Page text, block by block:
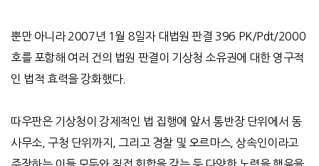
뿐만 아니라2007년 1 월 8일자 대법원 판결 396 PK/Pdt/2000
호를 포함해 여러 건의 법원 판결이 기상청 소유권에 대한 영구적
인 법적 효력을 강화했다.
따우판은 기상청이 강제적인 법 집행에 앞서 통반장 단위에서 동
사무소
구청 단위까지 그리고 경찰 및 오르마스 ,상속인이라고
주장하는 이들 모두와 직접 회합을 갖는 등 다양한 노력을 했음을